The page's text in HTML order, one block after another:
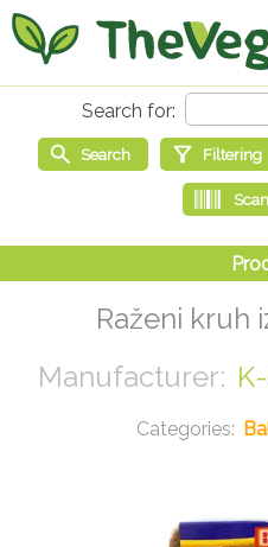
Raženi kruh